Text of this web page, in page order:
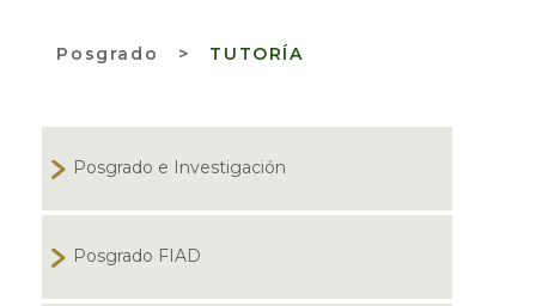
Posgrado > TUTORÍA
Posgrado e Investigación
Posgrado FIAD